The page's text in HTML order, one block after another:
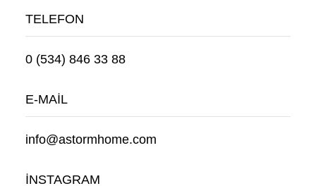
TELEFON
0 (534) 846 33 88
E-MAİL
info@astormhome.com
İNSTAGRAM